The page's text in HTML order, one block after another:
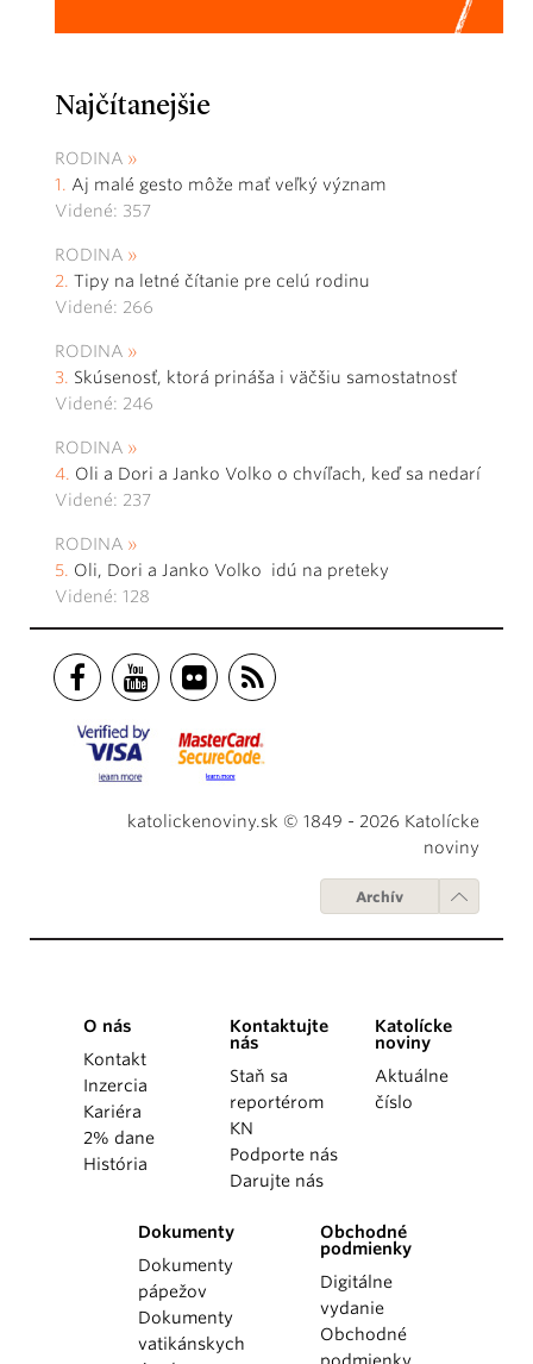
Najčítanejšie
RODINA
Aj malé gesto môže mať veľký význam
Videné: 357
RODINA
Tipy na letné čítanie pre celú rodinu
Videné: 266
RODINA
Skúsenosť, ktorá prináša i väčšiu samostatnosť
Videné: 246
RODINA
Oli a Dori a Janko Volko o chvíľach, keď sa nedarí
Videné: 237
RODINA
Oli, Dori a Janko Volko idú na preteky
Videné: 128
katolickenoviny.sk © 1849 - 2026 Katolícke
noviny
Archív
O nás
Kontakt
Inzercia
Kariéra
2% dane
História
Kontaktujte
nás
Staň sa
reportérom
KN
Podporte nás
Darujte nás
Katolícke
noviny
Aktuálne
číslo
Dokumenty
Dokumenty
pápežov
Dokumenty
vatikánskych
Obchodné
podmienky
Digitálne
vydanie
Obchodné
podmienky